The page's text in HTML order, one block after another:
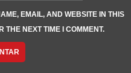
EMAIL, AND WEBSITE IN THIS
THE NEXT TIME I COMMENT.